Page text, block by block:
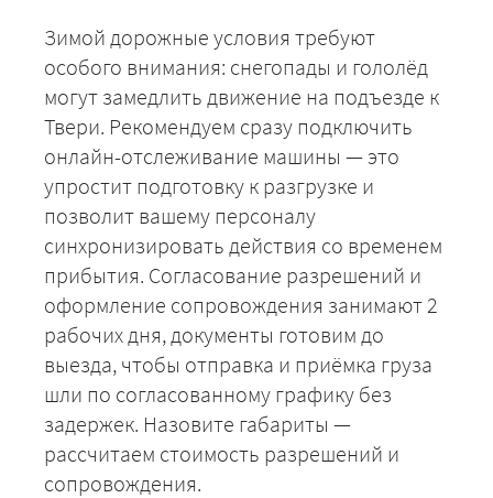
Зимой дорожные условия требуют
особого внимания: снегопады и гололёд
могут замедлить движение на подъезде к
Твери. Рекомендуем сразу подключить
онлайн-отслеживание машины — это
упростит подготовку к разгрузке и
позволит вашему персоналу
синхронизировать действия со временем
прибытия. Согласование разрешений и
оформление сопровождения занимают 2
рабочих дня, документы готовим до
выезда, чтобы отправка и приёмка груза
шли по согласованному графику без
задержек. Назовите габариты —
рассчитаем стоимость разрешений и
сопровождения.
ЗАКАЗАТЬ